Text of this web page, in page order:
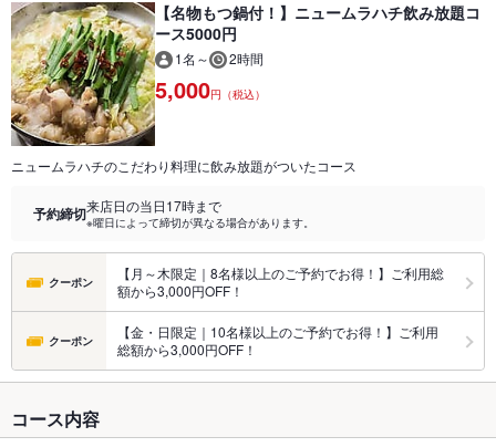
【名物もつ鍋付！】ニュームラハチ飲み放題コ
ース5000円
1名～ 2時間
5,000円（税込）
ニュームラハチのこだわり料理に飲み放題がついたコース
予約締切来店日の当日17時まで
※曜日によって締切が異なる場合があります。
クーポン
【月～木限定｜8名様以上のご予約でお得！】ご利用総
額から3,000円OFF！
クーポン
【金・日限定｜10名様以上のご予約でお得！】ご利用
総額から3,000円OFF！
コース内容